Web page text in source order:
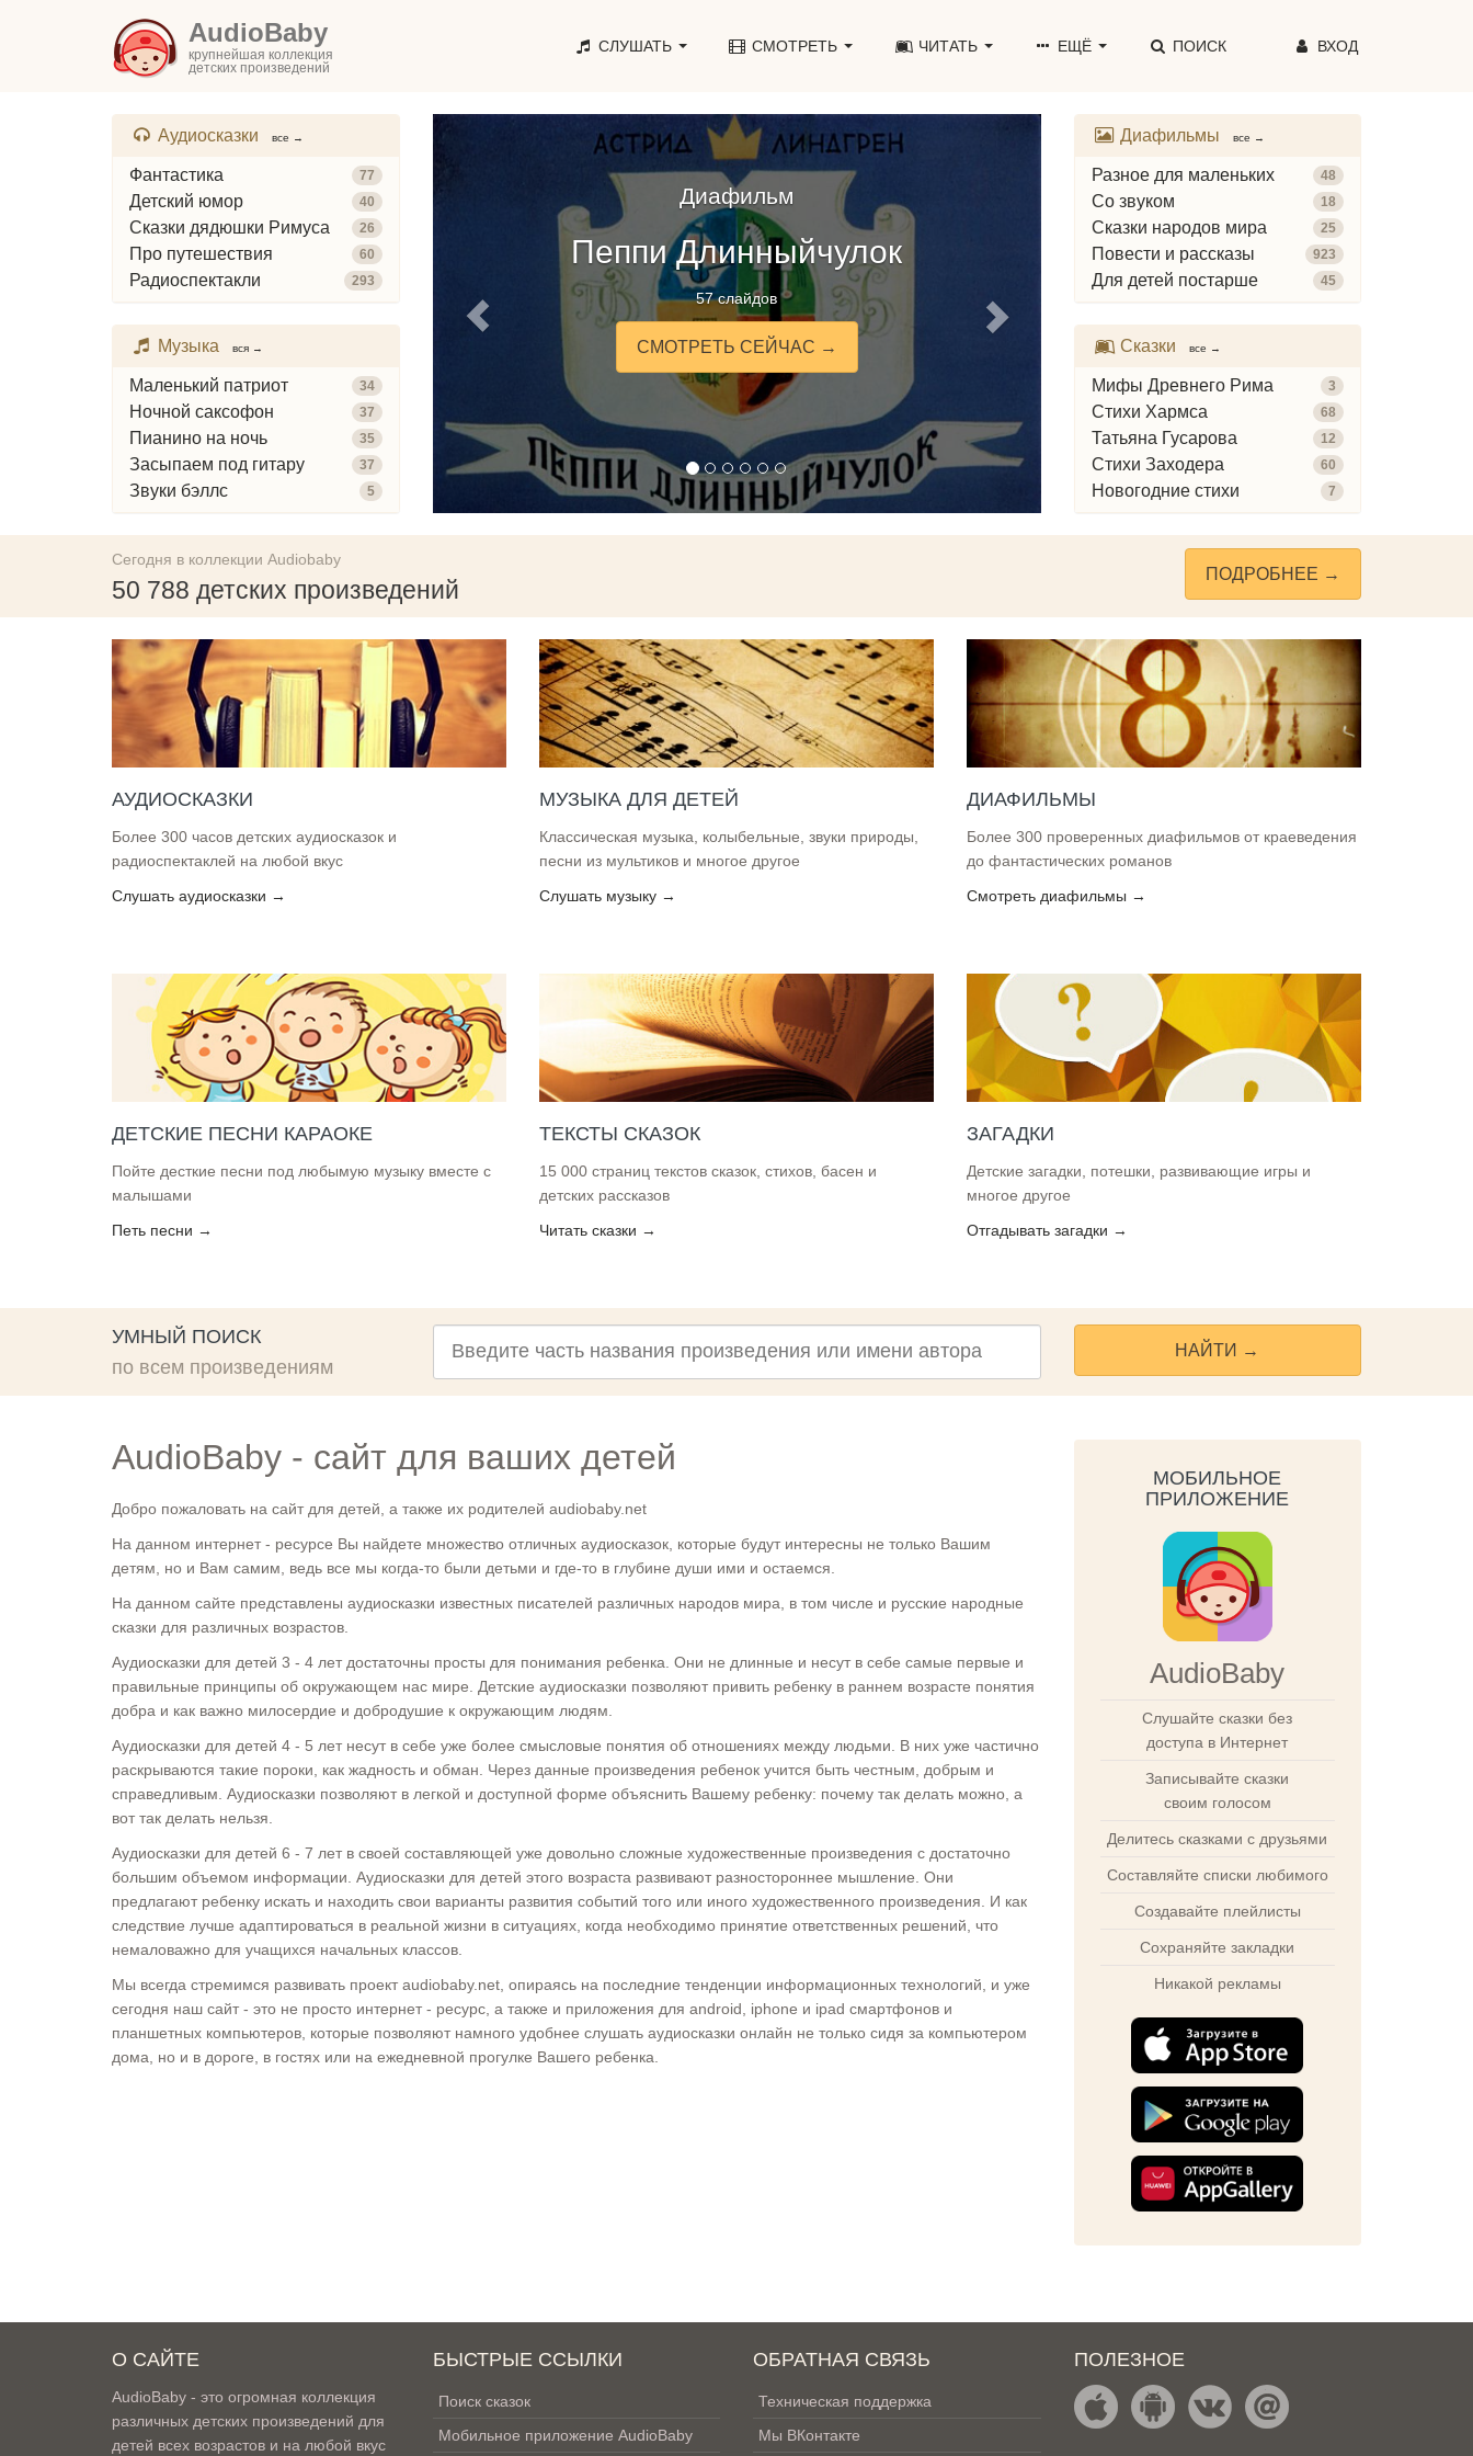
AudioBaby
крупнейшая коллекция
детских произведений
СЛУШАТЬ СМОТРЕТЬ ЧИТАТЬ ЕЩЁ ПОИСК ВХОД
Аудиосказкивсе →
Фантастика 77
Детский юмор 40
Сказки дядюшки Римуса 26
Про путешествия 60
Радиоспектакли 293
Музыкався →
Маленький патриот 34
Ночной саксофон 37
Пианино на ночь 35
Засыпаем под гитару 37
Звуки бэллс 5
Диафильм
Пеппи Длинныйчулок
57 слайдов
СМОТРЕТЬ СЕЙЧАС →
Диафильм
Детектив Иохим-
Диафильмы все →
Разное для маленьких 48
Со звуком 18
Сказки народов мира 25
Повести и рассказы 923
Для детей постарше 45
Сказки все →
Мифы Древнего Рима 3
Стихи Хармса 68
Татьяна Гусарова 12
Стихи Заходера 60
Новогодние стихи 7
Сегодня в коллекции Audiobaby
50 788 детских произведений
ПОДРОБНЕЕ →
АУДИОСКАЗКИ
Более 300 часов детских аудиосказок и
радиоспектаклей на любой вкус
Слушать аудиосказки →
МУЗЫКА ДЛЯ ДЕТЕЙ
Классическая музыка, колыбельные, звуки природы,
песни из мультиков и многое другое
Слушать музыку →
ДИАФИЛЬМЫ
Более 300 проверенных диафильмов от краеведения
до фантастических романов
Смотреть диафильмы →
ДЕТСКИЕ ПЕСНИ КАРАОКЕ
Пойте десткие песни под любымую музыку вместе с
малышами
Петь песни →
ТЕКСТЫ СКАЗОК
15 000 страниц текстов сказок, стихов, басен и
детских рассказов
Читать сказки →
ЗАГАДКИ
Детские загадки, потешки, развивающие игры и
многое другое
Отгадывать загадки →
УМНЫЙ ПОИСК
по всем произведениям
искать?
НАЙТИ →
AudioBaby - сайт для ваших детей
Добро пожаловать на сайт для детей, а также их родителей audiobaby.net
На данном интернет - ресурсе Вы найдете множество отличных аудиосказок, которые будут интересны не только Вашим
детям, но и Вам самим, ведь все мы когда-то были детьми и где-то в глубине души ими и остаемся.
На данном сайте представлены аудиосказки известных писателей различных народов мира, в том числе и русские народные
сказки для различных возрастов.
Аудиосказки для детей 3 - 4 лет достаточны просты для понимания ребенка. Они не длинные и несут в себе самые первые и
правильные принципы об окружающем нас мире. Детские аудиосказки позволяют привить ребенку в раннем возрасте понятия
добра и как важно милосердие и добродушие к окружающим людям.
Аудиосказки для детей 4 - 5 лет несут в себе уже более смысловые понятия об отношениях между людьми. В них уже частично
раскрываются такие пороки, как жадность и обман. Через данные произведения ребенок учится быть честным, добрым и
справедливым. Аудиосказки позволяют в легкой и доступной форме объяснить Вашему ребенку: почему так делать можно, а
вот так делать нельзя.
Аудиосказки для детей 6 - 7 лет в своей составляющей уже довольно сложные художественные произведения с достаточно
большим объемом информации. Аудиосказки для детей этого возраста развивают разностороннее мышление. Они
предлагают ребенку искать и находить свои варианты развития событий того или иного художественного произведения. И как
следствие лучше адаптироваться в реальной жизни в ситуациях, когда необходимо принятие ответственных решений, что
немаловажно для учащихся начальных классов.
Мы всегда стремимся развивать проект audiobaby.net, опираясь на последние тенденции информационных технологий, и уже
сегодня наш сайт - это не просто интернет - ресурс, а также и приложения для android, iphone и ipad смартфонов и
планшетных компьютеров, которые позволяют намного удобнее слушать аудиосказки онлайн не только сидя за компьютером
дома, но и в дороге, в гостях или на ежедневной прогулке Вашего ребенка.
МОБИЛЬНОЕ
ПРИЛОЖЕНИЕ
AudioBaby
Слушайте сказки без
доступа в Интернет
Записывайте сказки
своим голосом
Делитесь сказками с друзьями
Составляйте списки любимого
Создавайте плейлисты
Сохраняйте закладки
Никакой рекламы
О САЙТЕ
AudioBaby - это огромная коллекция
различных детских произведений для
детей всех возрастов и на любой вкус
БЫСТРЫЕ ССЫЛКИ
Поиск сказок
Мобильное приложение AudioBaby
ОБРАТНАЯ СВЯЗЬ
Техническая поддержка
Мы ВКонтакте
ПОЛЕЗНОЕ